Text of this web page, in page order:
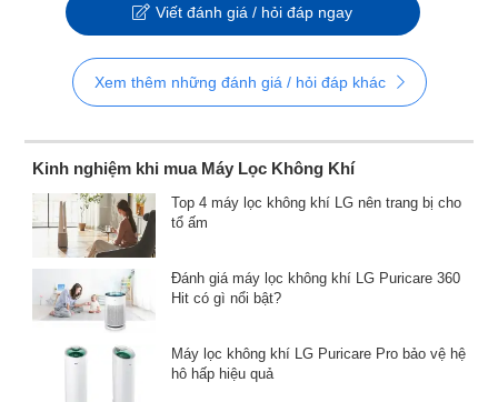
Viết đánh giá / hỏi đáp ngay
Xem thêm những đánh giá / hỏi đáp khác
Kinh nghiệm khi mua Máy Lọc Không Khí
Top 4 máy lọc không khí LG nên trang bị cho
tổ ấm
Đánh giá máy lọc không khí LG Puricare 360
Hit có gì nổi bật?
Máy lọc không khí LG Puricare Pro bảo vệ hệ
hô hấp hiệu quả